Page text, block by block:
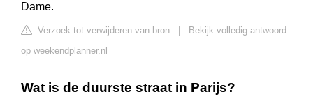
Dame.
Verzoek tot verwijderen van bron
Bekijk volledig antwoord
op weekendplanner.nl
Wat is de duurste straat in Parijs?